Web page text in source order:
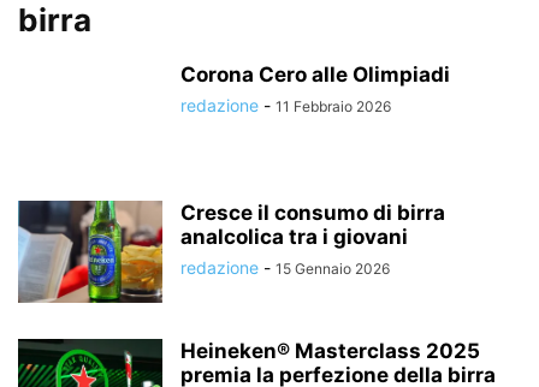
birra
Corona Cero alle Olimpiadi
redazione - 11 Febbraio 2026
Cresce il consumo di birra
analcolica tra i giovani
redazione - 15 Gennaio 2026
Heineken® Masterclass 2025
premia la perfezione della birra